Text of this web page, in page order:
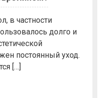
в частности
долго и
постоянный уход.
[…]